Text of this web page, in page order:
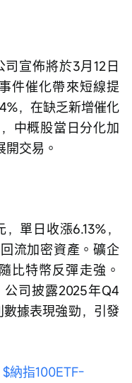
宣佈將於3月12日
件催化帶來短線提
，在缺乏新增催化
中概股當日分化加
交易。
單日收漲6.13%，
流加密資產。礦企
比特幣反彈走強。
公司披露2025年Q4
據表現強勁，引發
$納指100ETF-